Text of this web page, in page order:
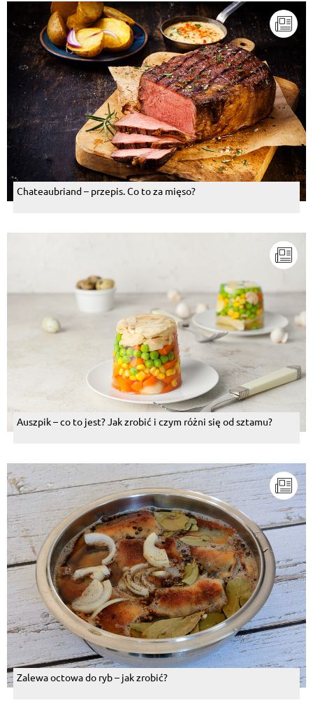
Chateaubriand – przepis. Co to za mięso?
Auszpik – co to jest? Jak zrobić i czym różni się od sztamu?
Zalewa octowa do ryb – jak zrobić?